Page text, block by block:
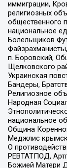
иммиграции,
религиозных
общественного
национальное
Болельщиков
п. Боровский,
Щелковского
Украинская
Бандеры,
Религиозное
Народная
национальное
Община
Меджлис
О
РЕВТАТПОД,
Божией Матери